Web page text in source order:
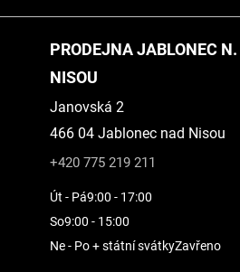
PRODEJNA JABLONEC N.
NISOU
Janovská 2
466 04 Jablonec nad Nisou
+420 775 219 211
Út - Pá9:00 - 17:00
So9:00 - 15:00
Ne - Po + státní svátkyZavřeno